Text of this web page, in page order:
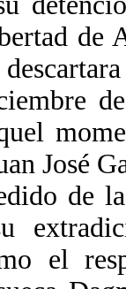
de
José
de
el